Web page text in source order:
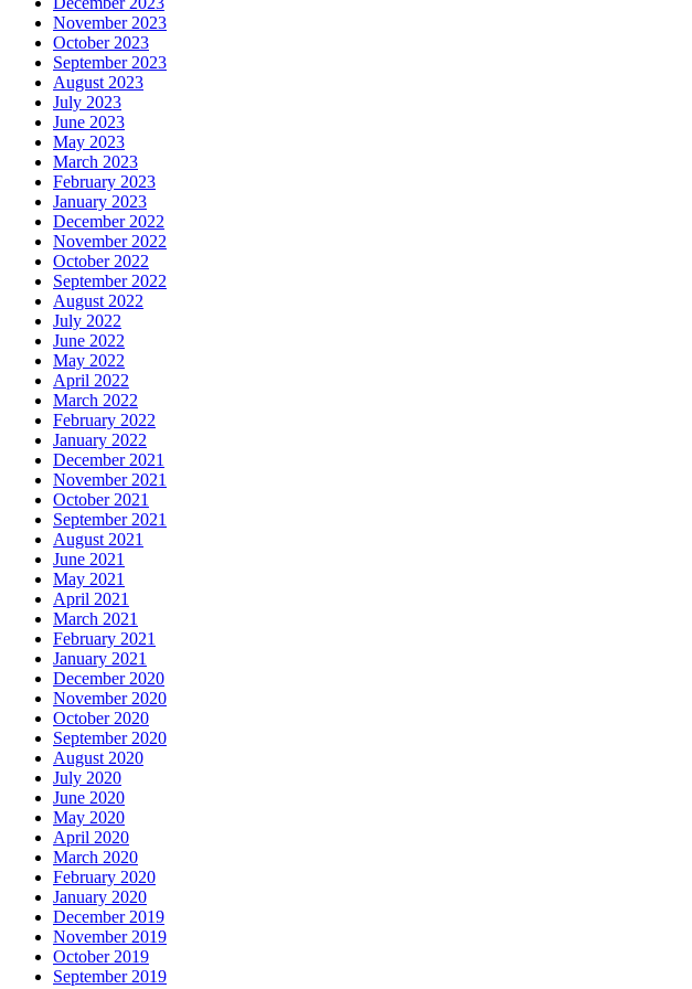
November 2023
October 2023
September 2023
August 2023
July 2023
June 2023
May 2023
March 2023
February 2023
January 2023
December 2022
November 2022
October 2022
September 2022
August 2022
July 2022
June 2022
May 2022
April 2022
March 2022
February 2022
January 2022
December 2021
November 2021
October 2021
September 2021
August 2021
June 2021
May 2021
April 2021
March 2021
February 2021
January 2021
December 2020
November 2020
October 2020
September 2020
August 2020
July 2020
June 2020
May 2020
April 2020
March 2020
February 2020
January 2020
December 2019
November 2019
October 2019
September 2019